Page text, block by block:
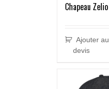
Chapeau Zelio
Ajouter au
devis